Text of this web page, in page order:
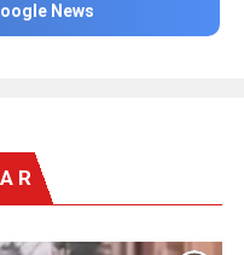
News